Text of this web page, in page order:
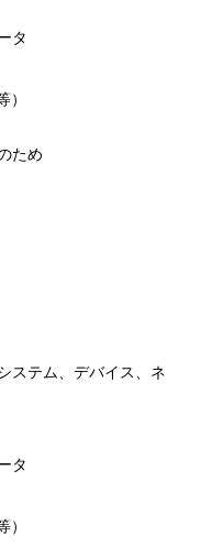
タ
ため
ステム、デバイス、ネ
タ